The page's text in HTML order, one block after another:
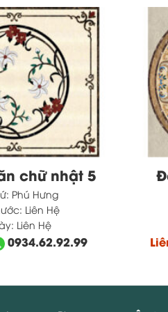
chữ nhật 5
Phú Hưng
Liên Hệ
Liên Hệ
0934.62.92.99